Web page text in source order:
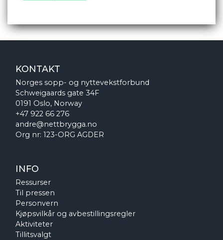
KONTAKT
Norges sopp- og nyttevekstforbund
Schweigaards gate 34F
0191 Oslo, Norway
+47 922 66 276
andre@nettbrygga.no
Org nr: 123-ORG AGDER
INFO
Ressurser
Til pressen
Personvern
Kjøpsvilkår og avbestillingsregler
Aktiviteter
Tillitsvalgt